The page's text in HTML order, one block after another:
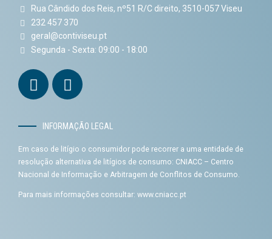
Rua Cândido dos Reis, nº51 R/C direito, 3510-057 Viseu
232 457 370
geral@contiviseu.pt
Segunda - Sexta: 09:00 - 18:00
INFORMAÇÃO LEGAL
Em caso de litígio o consumidor pode recorrer a uma entidade de
resolução alternativa de litígios de consumo: CNIACC – Centro
Nacional de Informação e Arbitragem de Conflitos de Consumo.
Para mais informações consultar: www.cniacc.pt